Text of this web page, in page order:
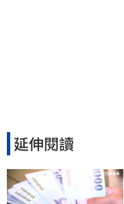
延伸閱讀